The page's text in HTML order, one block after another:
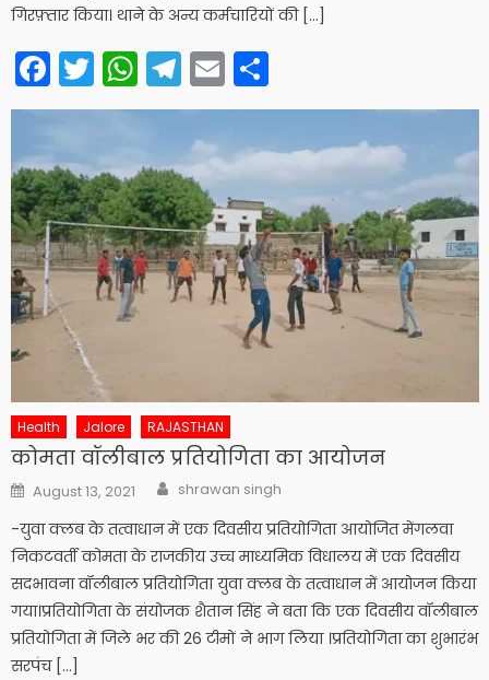
गिरफ़्तार किया। थाने के अन्य कर्मचारियों की […]
Facebook
Twitter
WhatsApp
Telegram
Email
Health Jalore RAJASTHAN
कोमता वॉलीबाल प्रतियोगिता का आयोजन
Posted
on
August 13, 2021 Author
shrawan singh
-युवा क्लब के तत्वाधान में एक दिवसीय प्रतियोगिता आयोजित मेंगलवा
निकटवर्ती कोमता के राजकीय उच्च माध्यमिक विधालय में एक दिवसीय
सदभावना वॉलीबाल प्रतियोगिता युवा क्लब के तत्वाधान में आयोजन किया
गया।प्रतियोगिता के संयोजक शैतान सिंह ने बता कि एक दिवसीय वॉलीबाल
प्रतियोगिता में जिले भर की 26 टीमों ने भाग लिया ।प्रतियोगिता का शुभारंभ
सरपंच […]